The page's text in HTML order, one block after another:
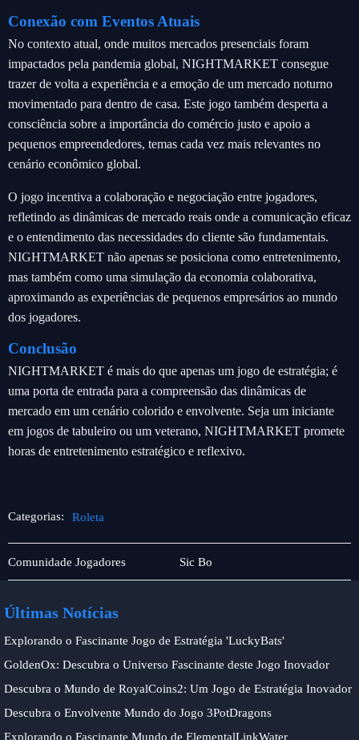
Conexão com Eventos Atuais
No contexto atual, onde muitos mercados presenciais foram
impactados pela pandemia global, NIGHTMARKET consegue
trazer de volta a experiência e a emoção de um mercado noturno
movimentado para dentro de casa. Este jogo também desperta a
consciência sobre a importância do comércio justo e apoio a
pequenos empreendedores, temas cada vez mais relevantes no
cenário econômico global.
O jogo incentiva a colaboração e negociação entre jogadores,
refletindo as dinâmicas de mercado reais onde a comunicação eficaz
e o entendimento das necessidades do cliente são fundamentais.
NIGHTMARKET não apenas se posiciona como entretenimento,
mas também como uma simulação da economia colaborativa,
aproximando as experiências de pequenos empresários ao mundo
dos jogadores.
Conclusão
NIGHTMARKET é mais do que apenas um jogo de estratégia; é
uma porta de entrada para a compreensão das dinâmicas de
mercado em um cenário colorido e envolvente. Seja um iniciante
em jogos de tabuleiro ou um veterano, NIGHTMARKET promete
horas de entretenimento estratégico e reflexivo.
Categorias: Roleta
Apostas
esportivas
Comunidade Jogadores Roleta
Sic Bo
Últimas Notícias
Explorando o Fascinante Jogo de Estratégia 'LuckyBats'
GoldenOx: Descubra o Universo Fascinante deste Jogo Inovador
Descubra o Mundo de RoyalCoins2: Um Jogo de Estratégia Inovador
Descubra o Envolvente Mundo do Jogo 3PotDragons
Explorando o Fascinante Mundo de ElementalLinkWater